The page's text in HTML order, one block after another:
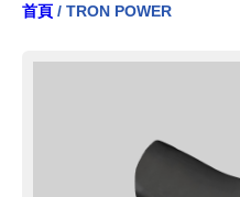
首頁 / TRON POWER